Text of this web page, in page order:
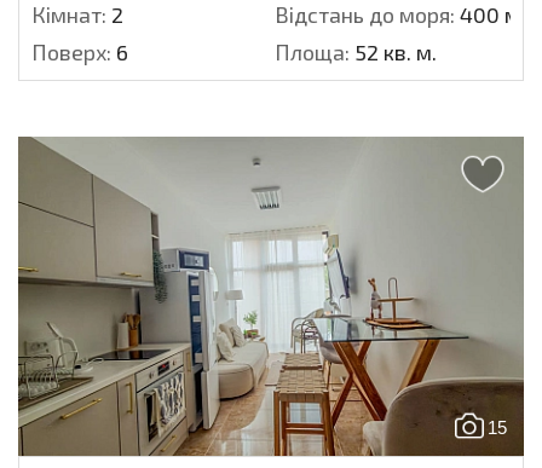
Кімнат: 2 Відстань до моря: 400 м.
Поверх: 6 Площа: 52 кв. м.
15